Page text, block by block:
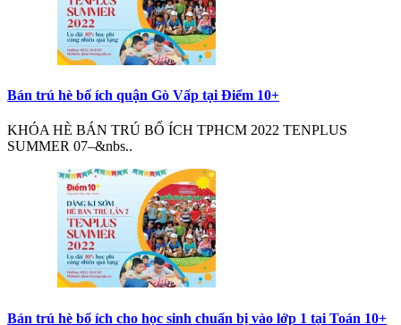
Bán trú hè bổ ích quận Gò Vấp tại Điểm 10+
KHÓA HÈ BÁN TRÚ BỔ ÍCH TPHCM 2022 TENPLUS
SUMMER 07–&nbs..
Bán trú hè bổ ích cho học sinh chuẩn bị vào lớp 1 tại Toán 10+